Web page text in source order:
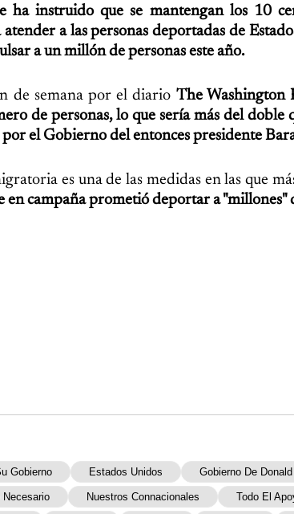
ha instruido que se mantengan los 10
a las personas deportadas de
a un millón de personas este año.
de semana por el diario The Washington
de personas, lo que sería más del
el Gobierno del entonces presidente
es una de las medidas en las que
campaña prometió deportar a "millones"
Gobierno Estados Unidos Gobierno De
Necesario Nuestros Connacionales Todo El